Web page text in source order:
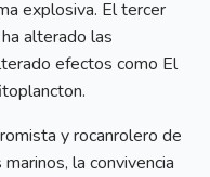
explosiva. El tercer
alterado las
efectos como El
y rocanrolero de
la convivencia